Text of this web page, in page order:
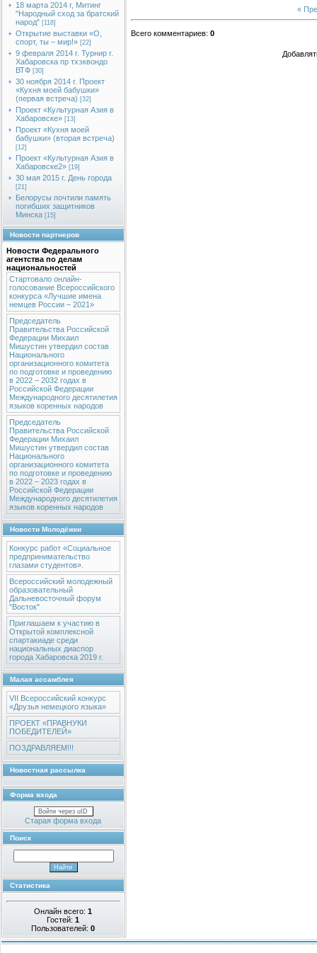
18 марта 2014 г, Митинг
"Народный сход за братский
народ" [118]
Открытие выставки «О,
спорт, ты – мир!» [22]
9 февраля 2014 г. Турнир г.
Хабаровска пр тхэквондо
ВТФ [30]
30 ноября 2014 г. Проект
«Кухня моей бабушки»
(первая встреча) [32]
Проект «Культурная Азия в
Хабаровске» [13]
Проект «Кухня моей
бабушки» (вторая встреча)
[12]
Проект «Культурная Азия в
Хабаровске2» [19]
30 мая 2015 г. День города
[21]
Белорусы почтили память
погибших защитников
Минска [15]
Новости партнеров
Новости Федерального
агентства по делам
национальностей
Стартовало онлайн-
голосование Всероссийского
конкурса «Лучшие имена
немцев России – 2021»
Председатель
Правительства Российской
Федерации Михаил
Мишустин утвердил состав
Национального
организационного комитета
по подготовке и проведению
в 2022 – 2032 годах в
Российской Федерации
Международного десятилетия
языков коренных народов
Председатель
Правительства Российской
Федерации Михаил
Мишустин утвердил состав
Национального
организационного комитета
по подготовке и проведению
в 2022 – 2023 годах в
Российской Федерации
Международного десятилетия
языков коренных народов
Новости Молодёжки
Конкурс работ «Социальное
предпринимательство
глазами студентов».
Всероссийский молодежный
образовательный
Дальневосточный форум
"Восток"
Приглашаем к участию в
Открытой комплексной
спартакиаде среди
национальных диаспор
города Хабаровска 2019 г.
Малая ассамблея
VII Всероссийский конкурс
«Друзья немецкого языка»
ПРОЕКТ «ПРАВНУКИ
ПОБЕДИТЕЛЕЙ»
ПОЗДРАВЛЯЕМ!!!
Новостная рассылка
Форма входа
Войти через uID
Старая форма входа
Поиск
Статистика
Онлайн всего:1
Гостей:1
Пользователей:0
«
Всего комментариев: 0